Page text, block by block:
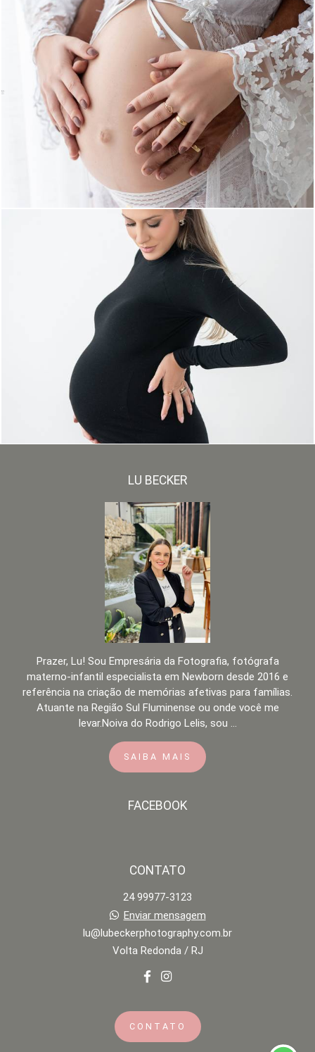
363 0
0
LU BECKER
Prazer, Lu! Sou Empresária da Fotografia, fotógrafa
materno-infantil especialista em Newborn desde 2016 e
referência na criação de memórias afetivas para famílias.
Atuante na Região Sul Fluminense ou onde você me
levar.Noiva do Rodrigo Lelis, sou ...
SAIBA MAIS
FACEBOOK
CONTATO
24 99977-3123
Enviar mensagem
lu@lubeckerphotography.com.br
Volta Redonda / RJ
CONTATO